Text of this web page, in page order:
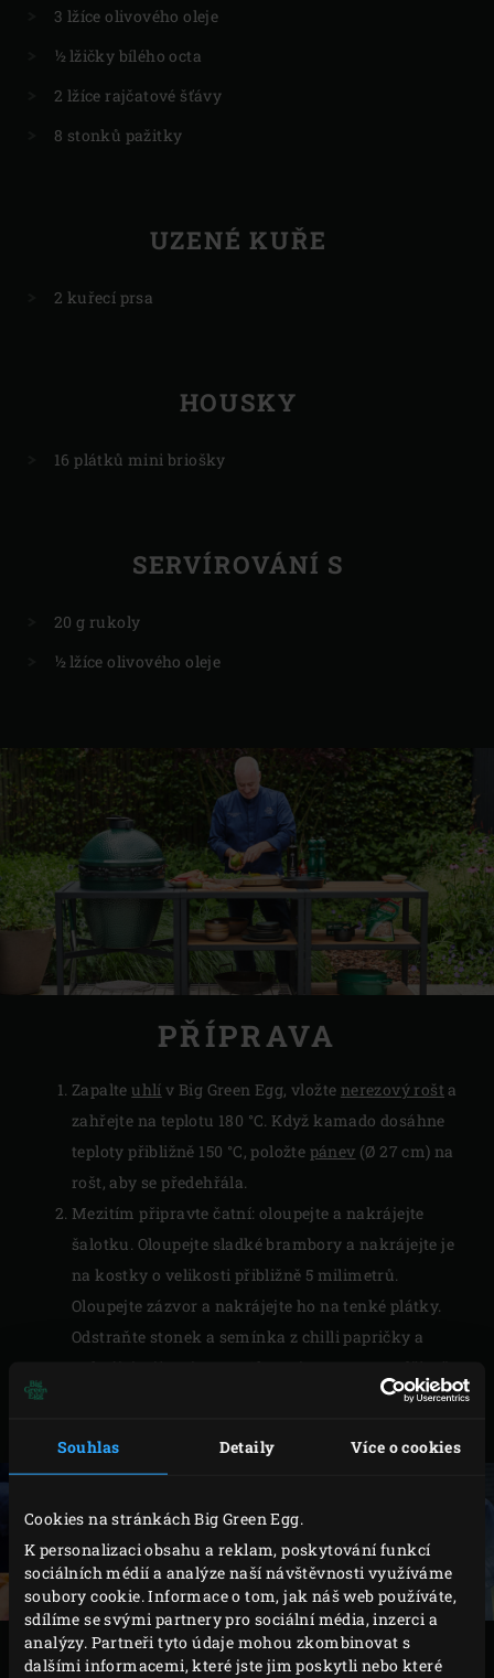
Souhlas Detaily Více o cookies
Cookies na stránkách Big Green Egg.
K personalizaci obsahu a reklam, poskytování funkcí
sociálních médií a analýze naší návštěvnosti využíváme
soubory cookie. Informace o tom, jak náš web používáte,
sdílíme se svými partnery pro sociální média, inzerci a
analýzy. Partneři tyto údaje mohou zkombinovat s
dalšími informacemi, které jste jim poskytli nebo které
3 lžíce olivového oleje
½ lžičky bílého octa
2 lžíce rajčatové šťávy
8 stonků pažitky
UZENÉ KUŘE
2 kuřecí prsa
HOUSKY
16 plátků mini briošky
SERVÍROVÁNÍ S
20 g rukoly
½ lžíce olivového oleje
PŘÍPRAVA
Zapalte uhlí v Big Green Egg, vložte nerezový rošt a
zahřejte na teplotu 180 °C. Když kamado dosáhne
teploty přibližně 150 °C, položte pánev (Ø 27 cm) na
rošt, aby se předehřála.
Mezitím připravte čatní: oloupejte a nakrájejte
šalotku. Oloupejte sladké brambory a nakrájejte je
na kostky o velikosti přibližně 5 milimetrů.
Oloupejte zázvor a nakrájejte ho na tenké plátky.
Odstraňte stonek a semínka z chilli papričky a
nakrájejte ji na jemno. Oloupejte mango a odřízněte
dužinu od pecky. Nakrájejte dužinu na kostky o
VAŘENÍ